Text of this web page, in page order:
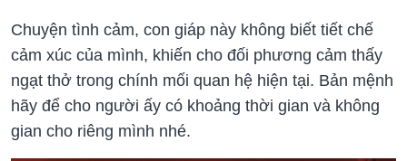
Chuyện tình cảm, con giáp này không biết tiết chế
cảm xúc của mình, khiến cho đối phương cảm thấy
ngạt thở trong chính mối quan hệ hiện tại. Bản mệnh
hãy để cho người ấy có khoảng thời gian và không
gian cho riêng mình nhé.